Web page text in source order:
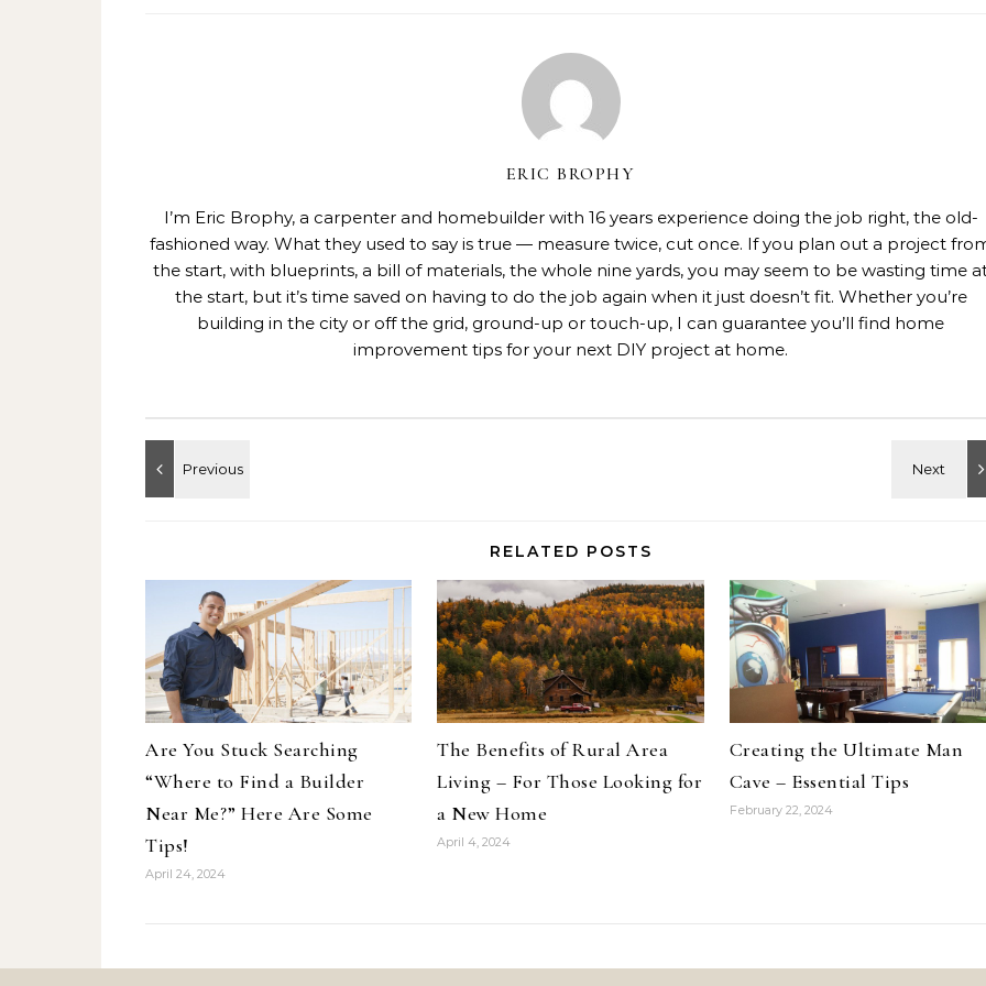
ERIC BROPHY
I’m Eric Brophy, a carpenter and homebuilder with 16 years experience doing the job right, the old-
fashioned way. What they used to say is true — measure twice, cut once. If you plan out a project
the start, with blueprints, a bill of materials, the whole nine yards, you may seem to be wasting time
the start, but it’s time saved on having to do the job again when it just doesn’t fit. Whether you’re
building in the city or off the grid, ground-up or touch-up, I can guarantee you’ll find home
improvement tips for your next DIY project at home.
RELATED POSTS
Are You Stuck Searching
“Where to Find a Builder
Near Me?” Here Are Some
Tips!
April 24, 2024
The Benefits of Rural Area
Living – For Those Looking for
a New Home
April 4, 2024
Creating the Ultimate Man
Cave – Essential Tips
February 22, 2024